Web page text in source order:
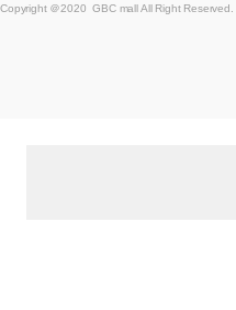
Copyright ＠2020 GBC mall All Right